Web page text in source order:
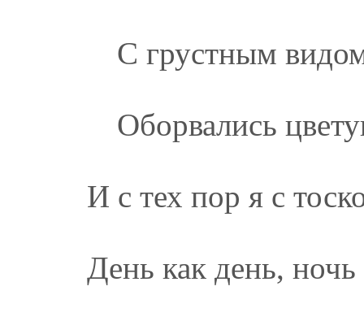
С грустным
Оборвались
И с тех пор я с
День как день, ночь